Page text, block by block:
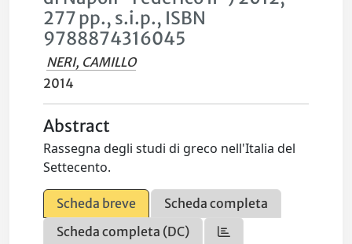
277 pp., s.i.p., ISBN
9788874316045
NERI, CAMILLO
2014
Abstract
Rassegna degli studi di greco nell'Italia del
Settecento.
Scheda breve
Scheda completa
Scheda completa (DC)